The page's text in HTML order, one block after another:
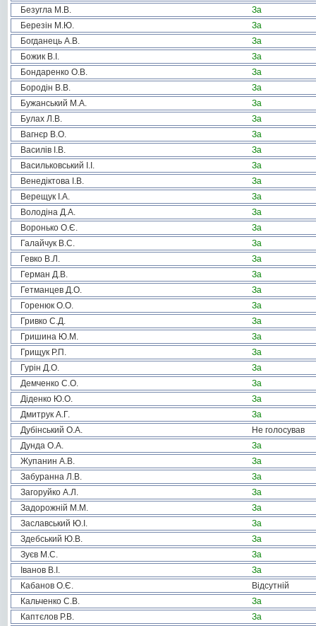
Безугла М.В.
За
Березін М.Ю.
За
Богданець А.В.
За
Божик В.І.
За
Бондаренко О.В.
За
Бородін В.В.
За
Бужанський М.А.
За
Булах Л.В.
За
Вагнєр В.О.
За
Василів І.В.
За
Васильковський І.І.
За
Венедіктова І.В.
За
Верещук І.А.
За
Володіна Д.А.
За
Воронько О.Є.
За
Галайчук В.С.
За
Гевко В.Л.
За
Герман Д.В.
За
Гетманцев Д.О.
За
Горенюк О.О.
За
Гривко С.Д.
За
Гришина Ю.М.
За
Грищук Р.П.
За
Гурін Д.О.
За
Демченко С.О.
За
Діденко Ю.О.
За
Дмитрук А.Г.
За
Дубінський О.А.
Не голосував
Дунда О.А.
За
Жупанин А.В.
За
Забуранна Л.В.
За
Загоруйко А.Л.
За
Задорожній М.М.
За
Заславський Ю.І.
За
Здебський Ю.В.
За
Зуєв М.С.
За
Іванов В.І.
За
Кабанов О.Є.
Відсутній
Кальченко С.В.
За
Каптєлов Р.В.
За